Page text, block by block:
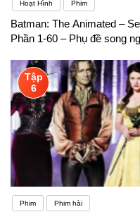
Hoạt Hình Phim
Batman: The Animated –
Phần 1-60 – Phụ đề song
Tập
6
Phim Phim hài